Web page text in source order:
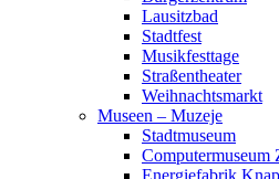
Lausitzbad
Stadtfest
Musikfesttage
Straßentheater
Weihnachtsmarkt
Museen – Muzeje
Stadtmuseum
Computermuseum